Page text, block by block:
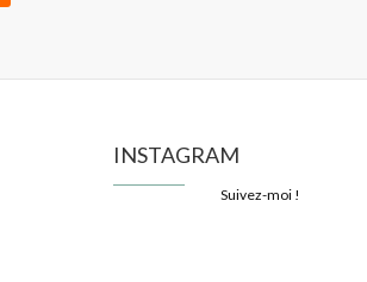
INSTAGRAM
Suivez-moi !